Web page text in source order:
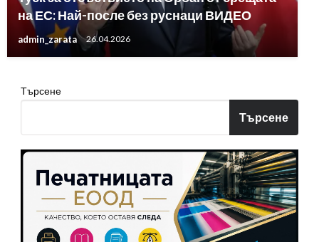
на ЕС: Най-после без руснаци ВИДЕО
admin_zarata 26.04.2026
Търсене
Търсене